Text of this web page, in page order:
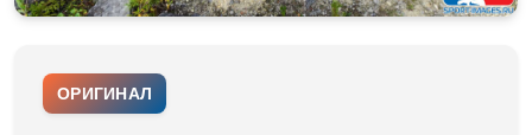
ОРИГИНАЛ